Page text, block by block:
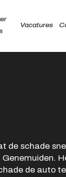
Vacatures
-
9:00 -
de schade
Genemuiden.
de auto